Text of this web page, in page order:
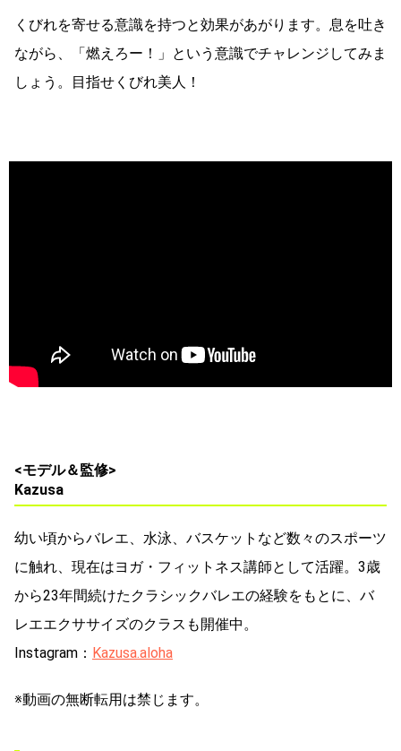
くびれを寄せる意識を持つと効果があがります。息を吐き
ながら、「燃えろー！」という意識でチャレンジしてみま
しょう。目指せくびれ美人！
<モデル＆監修>
Kazusa
幼い頃からバレエ、水泳、バスケットなど数々のスポーツ
に触れ、現在はヨガ・フィットネス講師として活躍。3歳
から23年間続けたクラシックバレエの経験をもとに、バ
レエエクササイズのクラスも開催中。
Instagram： Kazusa.aloha
※動画の無断転用は禁じます。